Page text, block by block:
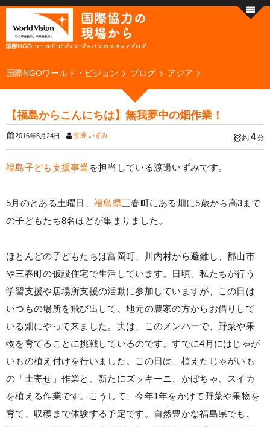
国際NGOワールド・ビジョン ブログ アジア
【福島からこんにちは】無我夢中の畑作業！
2016年6月24日 渡邊 いずみ 約 4分
福島子ども支援事業 を担当している渡邊いずみです。
5月のとある土曜日、 福島県三春町にある畑に5歳から高3まで
の子どもたち8名ほどが集まりました。
ほとんどの子どもたちは富岡町、川内村から避難し、郡山市
や三春町の仮設住宅で生活しています。日頃、私たちが行う
学習支援や居場所支援の活動に参加していますが、この日は
いつもの場所を飛び出して、地元の農家の方からお借りして
いる畑にやって来ました。実は、このメンバーで、野菜や果
物を育てることに挑戦しているのです。すでに4月にはじゃが
いもの植え付けを行いました。この日は、植えたじゃがいも
の「土寄せ」作業と、新たにズッキーニ、かぼちゃ、スイカ
を植える作業です。こうして、今年1年をかけて野菜や果物を
育て、収穫まで体験する予定です。自然豊かな福島県でも、